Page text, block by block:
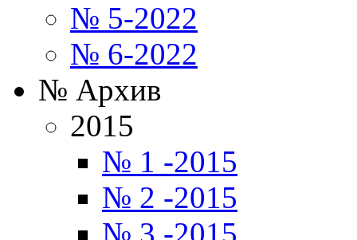
№ 5-2022
№ 6-2022
№ Архив
2015
№ 1 -2015
№ 2 -2015